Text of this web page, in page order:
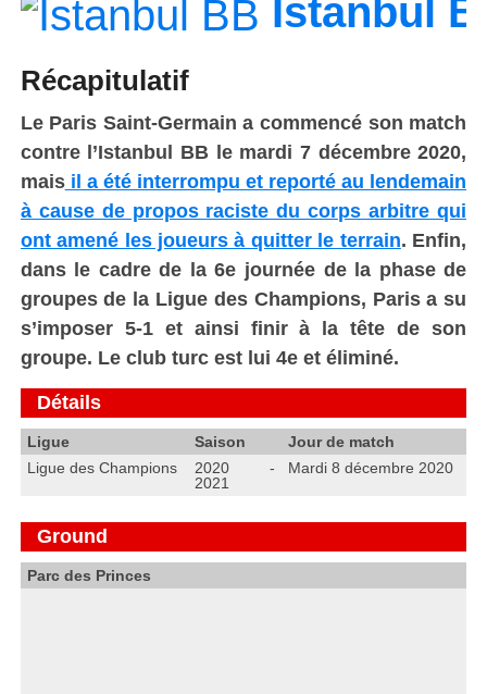
Istanbul
Récapitulatif
Le Paris Saint-Germain a commencé son match
contre l’Istanbul BB le mardi 7 décembre 2020,
maisil a été interrompu et reporté au lendemain
à cause de propos raciste du corps arbitre qui
ont amené les joueurs à quitter le terrain. Enfin,
dans le cadre de la 6e journée de la phase de
groupes de la Ligue des Champions, Paris a su
s’imposer 5-1 et ainsi finir à la tête de son
groupe. Le club turc est lui 4e et éliminé.
Détails
Ligue Saison
Jour de match
Ligue des Champions
2020 -
2021
Mardi 8 décembre 2020
Ground
Parc des Princes